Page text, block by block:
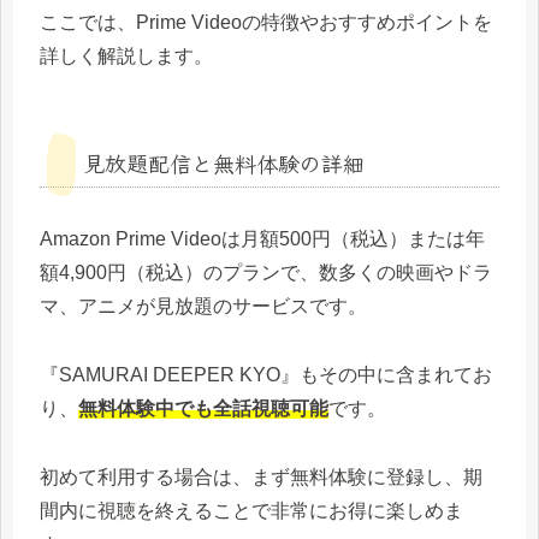
ここでは、Prime Videoの特徴やおすすめポイントを
詳しく解説します。
見放題配信と無料体験の詳細
Amazon Prime Videoは月額500円（税込）または年
額4,900円（税込）のプランで、数多くの映画やドラ
マ、アニメが見放題のサービスです。
『SAMURAI DEEPER KYO』もその中に含まれてお
り、 無料体験中でも全話視聴可能です。
初めて利用する場合は、まず無料体験に登録し、期
間内に視聴を終えることで非常にお得に楽しめま